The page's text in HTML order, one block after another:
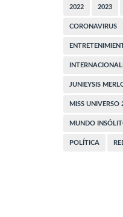
2022 2023
CORONAVIRUS
JUNIEYSIS
MISS UNIVERSO
MUNDO
POLÍTICA